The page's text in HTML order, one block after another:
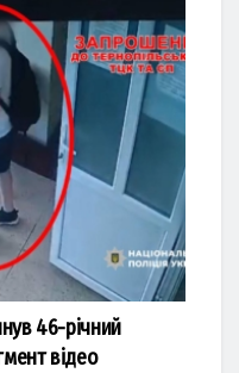
46-річний
відео